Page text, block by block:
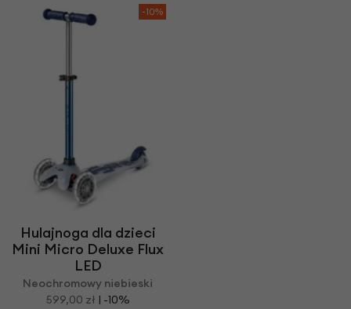
-10%
Hulajnoga dla dzieci
Mini Micro Deluxe Flux
LED
Neochromowy niebieski
599,00 zł | -10%